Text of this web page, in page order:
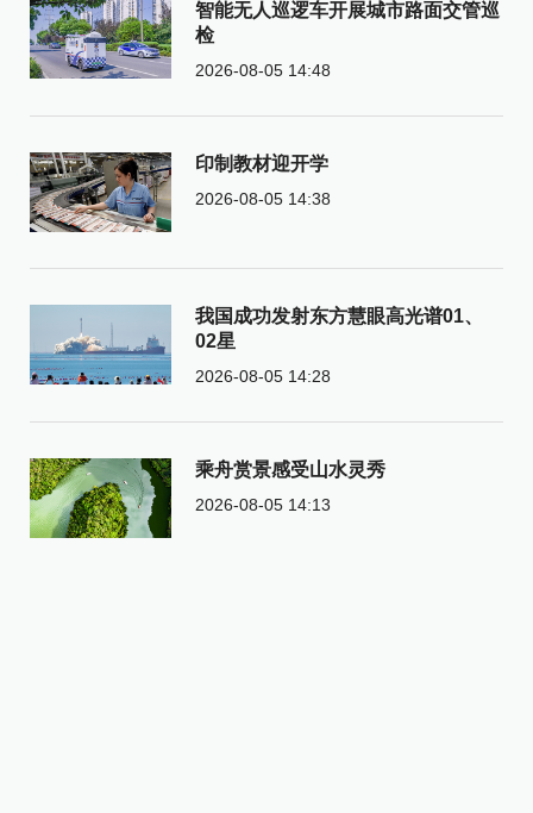
智能无人巡逻车开展城市路面交管巡
检
2026-08-05 14:48
印制教材迎开学
2026-08-05 14:38
我国成功发射东方慧眼高光谱01、
02星
2026-08-05 14:28
乘舟赏景感受山水灵秀
2026-08-05 14:13